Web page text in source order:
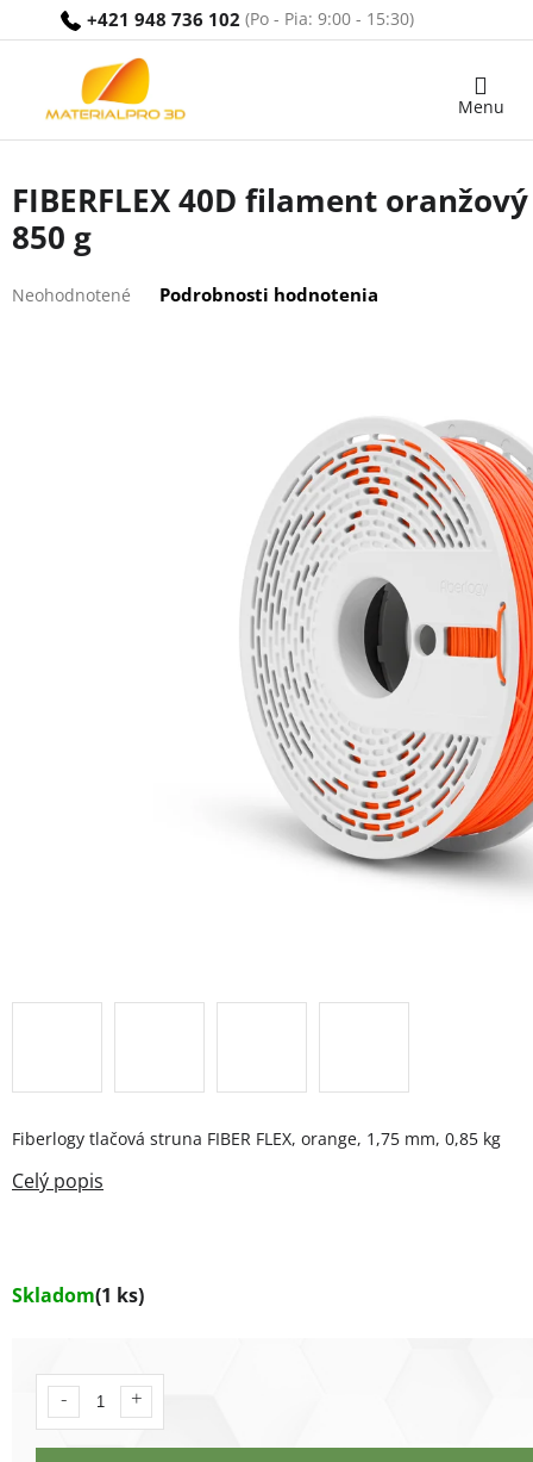
+421 948 736 102
Nákupný
FIBERFLEX 40D filament
850 g
hodnotenie
Neohodnotené Podrobnosti hodnotenia
Skladom(1 ks)
Fiberlogy tlačová struna FIBER FLEX, orange, 1,75 mm, 0,85 kg